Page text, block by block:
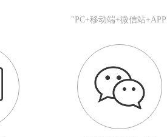
"PC+移动端+微信站